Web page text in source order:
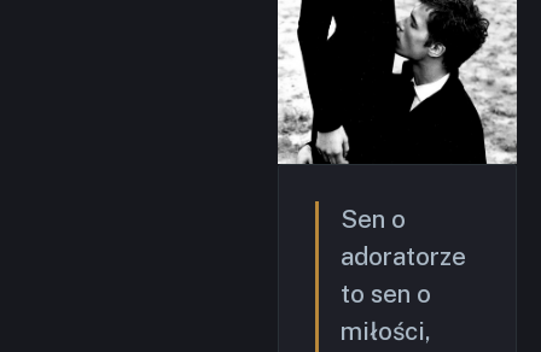
Sen o
adoratorze
to sen o
miłości,